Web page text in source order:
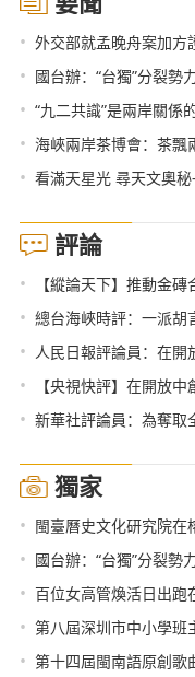
• 外交部就孟晚舟案加方
• 國台辦：“台獨”分裂勢
• “九二共識”是兩岸關係
• 海峽兩岸茶博會：茶飄
• 看滿天星光 尋天文奧
評論
• 【縱論天下】推動金
• 總台海峽時評：一派胡
• 人民日報評論員：在開放中創造機遇 在合作
• 【央視快評】在開放
• 新華社評論員：為奪取全面建設社會
獨家
• 閩臺曆史文化研究院在
• 國台辦：“台獨”分裂勢
• 百位女高管煥活日出跑
• 第八屆深圳市中小學班
• 第十四屆閩南語原創歌